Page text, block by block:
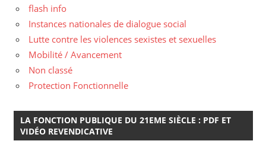
flash info
Instances nationales de dialogue social
Lutte contre les violences sexistes et sexuelles
Mobilité / Avancement
Non classé
Protection Fonctionnelle
LA FONCTION PUBLIQUE DU 21EME SIÈCLE : PDF ET
VIDÉO REVENDICATIVE